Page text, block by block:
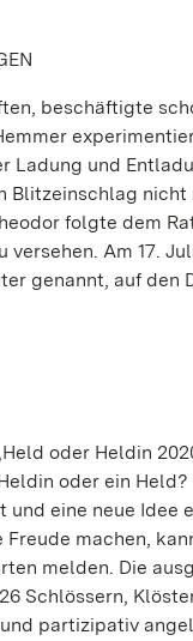
beschäftigte
und
folgte dem
Am 17.
genannt, auf
oder Heldin
oder ein
eine neue
machen,
melden. Die
Schlössern,
partizipativ